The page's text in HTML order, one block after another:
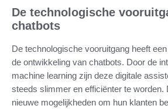
De technologische
chatbots
De technologische vooruitgang heeft
de ontwikkeling van chatbots. Door de
machine learning zijn deze digitale
steeds slimmer en efficiënter te worden.
nieuwe mogelijkheden om hun klanten